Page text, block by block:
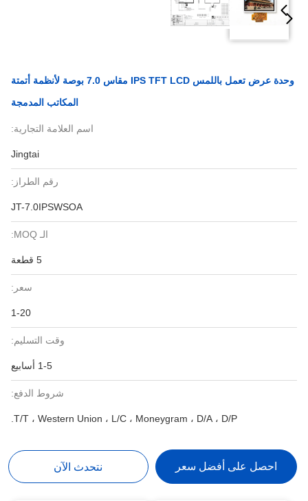
وحدة عرض تعمل باللمس IPS TFT LCD مقاس 7.0 بوصة لأنظمة أتمتة
المكاتب المدمجة
اسم العلامة التجارية:
Jingtai
رقم الطراز:
JT-7.0IPSWSOA
الـ MOQ:
5 قطعة
سعر:
1-20
وقت التسليم:
1-5 أسابيع
شروط الدفع:
T/T ، Western Union ، L/C ، Moneygram ، D/A ، D/P.
احصل على أفضل سعر نتحدث الآن